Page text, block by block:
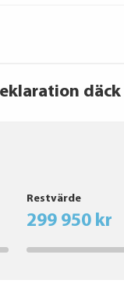
däck
Restvärde
299 950 kr